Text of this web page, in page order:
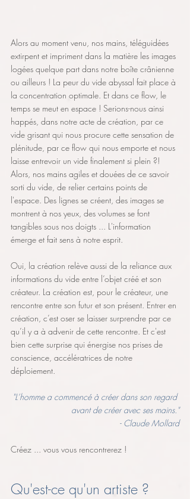
Alors au moment venu, nos mains, téléguidées
extirpent et impriment dans la matière les images
logées quelque part dans notre boîte crânienne
ou ailleurs ! La peur du vide abyssal fait place à
la concentration optimale. Et dans ce flow, le
temps se meut en espace ! Serions-nous ainsi
happés, dans notre acte de création, par ce
vide grisant qui nous procure cette sensation de
plénitude, par ce flow qui nous emporte et nous
laisse entrevoir un vide finalement si plein ?!
Alors, nos mains agiles et douées de ce savoir
sorti du vide, de relier certains points de
l'espace. Des lignes se créent, des images se
montrent à nos yeux, des volumes se font
tangibles sous nos doigts ... L'information
émerge et fait sens à notre esprit.
Oui, la création relève aussi de la reliance aux
informations du vide entre l’objet créé et son
créateur. La création est, pour le créateur, une
rencontre entre son futur et son présent. Entrer en
création, c’est oser se laisser surprendre par ce
qu’il y a à advenir de cette rencontre. Et c'est
bien cette surprise qui énergise nos prises de
conscience, accélératrices de notre
déploiement.
"L’homme a commencé à créer dans son regard
avant de créer avec ses mains."
- Claude Mollard
Créez ... vous vous rencontrerez !
Qu'est-ce qu'un artiste ?